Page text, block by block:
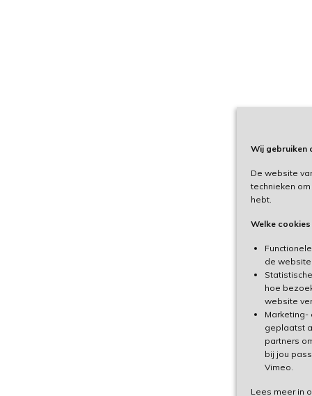
Wij gebruiken
De website
technieken
hebt.
Welke
de
hoe
website
geplaatst
partners
bij jou
Vimeo.
Lees meer in